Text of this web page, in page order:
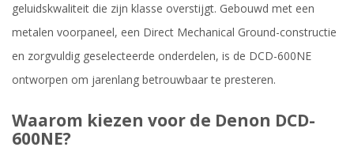
geluidskwaliteit die zijn klasse overstijgt. Gebouwd met een
metalen voorpaneel, een Direct Mechanical Ground-constructie
en zorgvuldig geselecteerde onderdelen, is de DCD-600NE
ontworpen om jarenlang betrouwbaar te presteren.
Waarom kiezen voor de Denon DCD-
600NE?